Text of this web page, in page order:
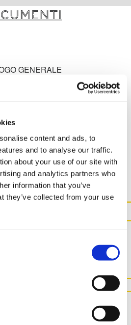
content and ads, to
and to analyse our traffic.
about your use of our site with
and analytics partners who
information that you’ve
they’ve collected from your use
GENERALE
D'INSTALLAZIONE
PREZZI - MARZO 2022
PER MAGGIOR